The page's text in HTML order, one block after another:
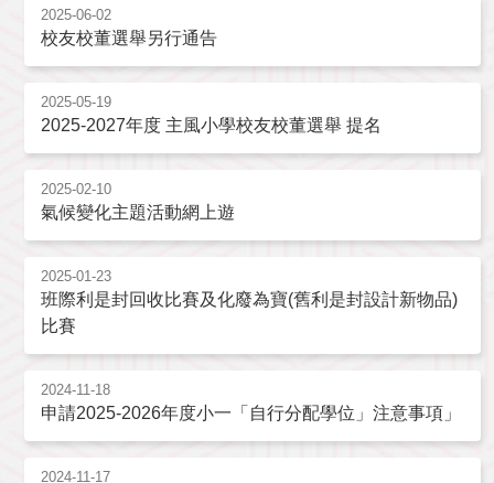
2025-06-02
校友校董選舉另行通告
2025-05-19
2025-2027年度 主風小學校友校董選舉 提名
2025-02-10
氣候變化主題活動網上遊
2025-01-23
班際利是封回收比賽及化廢為寶(舊利是封設計新物品)
比賽
2024-11-18
申請2025-2026年度小一「自行分配學位」注意事項」
2024-11-17